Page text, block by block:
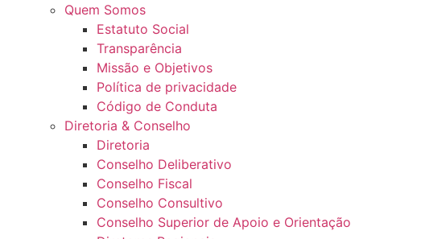
Quem Somos
Estatuto Social
Transparência
Missão e Objetivos
Política de privacidade
Código de Conduta
Diretoria & Conselho
Diretoria
Conselho Deliberativo
Conselho Fiscal
Conselho Consultivo
Conselho Superior de Apoio e Orientação